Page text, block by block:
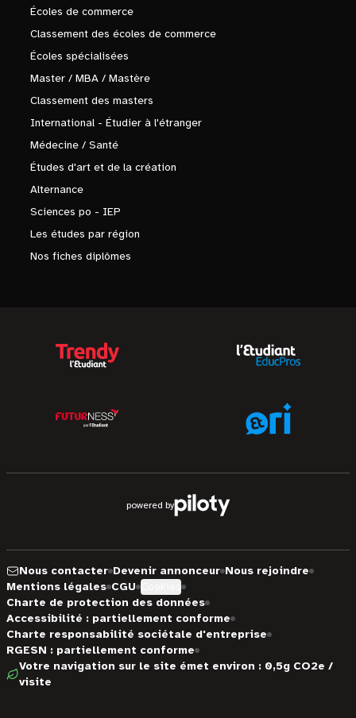
Écoles de commerce
Classement des écoles de commerce
Écoles spécialisées
Master / MBA / Mastère
Classement des masters
International - Étudier à l'étranger
Médecine / Santé
Études d'art et de la création
Alternance
Sciences po - IEP
Les études par région
Nos fiches diplômes
powered by
Nous contacter Devenir annonceur Nous rejoindre
Mentions légales CGU
Charte de protection des données
Accessibilité : partiellement conforme
Charte responsabilité sociétale d'entreprise
RGESN : partiellement conforme
Votre navigation sur le site émet environ : 0,5g CO2e /
visite